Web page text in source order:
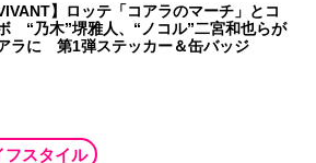
VIVANT】ロッテ「コアラのマーチ」とコ
“乃木”堺雅人、“ノコル”二宮和也らが
ラに 第1弾ステッカー＆缶バッジ
フスタイル